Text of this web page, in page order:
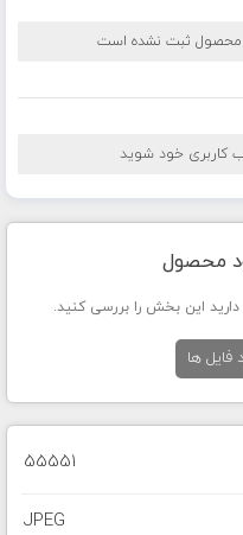
محصول ثبت نشده است
کاربری خود شوید
محصول
این بخش را بررسی کنید.
فایل ها
55551
JPEG